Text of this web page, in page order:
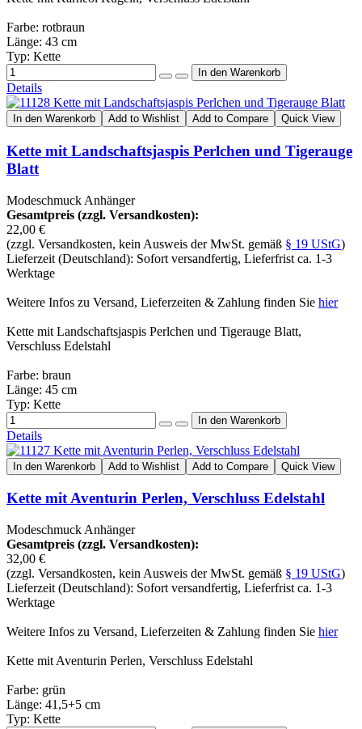
Farbe: rotbraun
Länge: 43 cm
Typ: Kette
Details
In den Warenkorb Add to Wishlist Add to Compare Quick View
Kette mit Landschaftsjaspis Perlchen und Tigerauge
Blatt
Modeschmuck Anhänger
Gesamtpreis (zzgl. Versandkosten):
22,00 €
(zzgl. Versandkosten, kein Ausweis der MwSt. gemäß § 19 UStG)
Lieferzeit (Deutschland): Sofort versandfertig, Lieferfrist ca. 1-3
Werktage
Weitere Infos zu Versand, Lieferzeiten & Zahlung finden Sie hier
Kette mit Landschaftsjaspis Perlchen und Tigerauge Blatt,
Verschluss Edelstahl
Farbe: braun
Länge: 45 cm
Typ: Kette
Details
In den Warenkorb Add to Wishlist Add to Compare Quick View
Kette mit Aventurin Perlen, Verschluss Edelstahl
Modeschmuck Anhänger
Gesamtpreis (zzgl. Versandkosten):
32,00 €
(zzgl. Versandkosten, kein Ausweis der MwSt. gemäß § 19 UStG)
Lieferzeit (Deutschland): Sofort versandfertig, Lieferfrist ca. 1-3
Werktage
Weitere Infos zu Versand, Lieferzeiten & Zahlung finden Sie hier
Kette mit Aventurin Perlen, Verschluss Edelstahl
Farbe: grün
Länge: 41,5+5 cm
Typ: Kette